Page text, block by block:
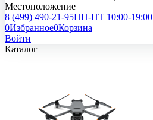
Местоположение
8 (499) 490-21-95ПН-ПТ 10:00-19:00
0Избранное0Корзина
Войти
Каталог